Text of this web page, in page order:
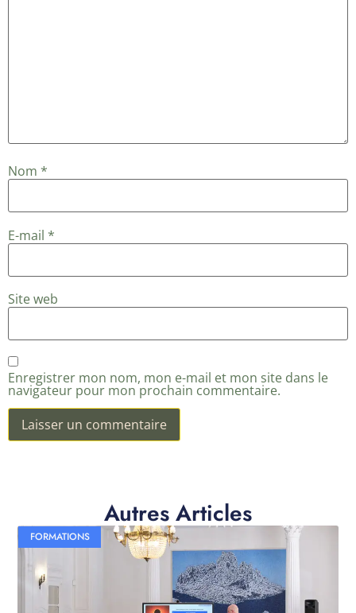
Nom *
E-mail *
Site web
Enregistrer mon nom, mon e-mail et mon site dans le
navigateur pour mon prochain commentaire.
Autres Articles
FORMATIONS